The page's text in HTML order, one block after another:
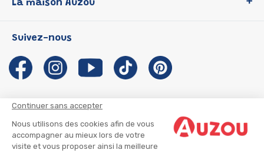
Continuer sans accepter
Nous utilisons des cookies afin de vous
accompagner au mieux lors de votre
visite et vous proposer ainsi la meilleure
P'tit Loup
Les Influenceuses
Migali
Petite Taupe
La maison Auzou
Notre histoire
Auzou s'engage
Auteurs et illustrateurs Auzou
Suivre mon colis
Infos consommateur
Suivez-nous
CGU
CGV